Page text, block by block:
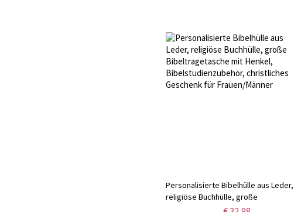
Personalisierte Bibelhülle aus Leder,
religiöse Buchhülle, große
Bibeltragetasche mit Henkel,